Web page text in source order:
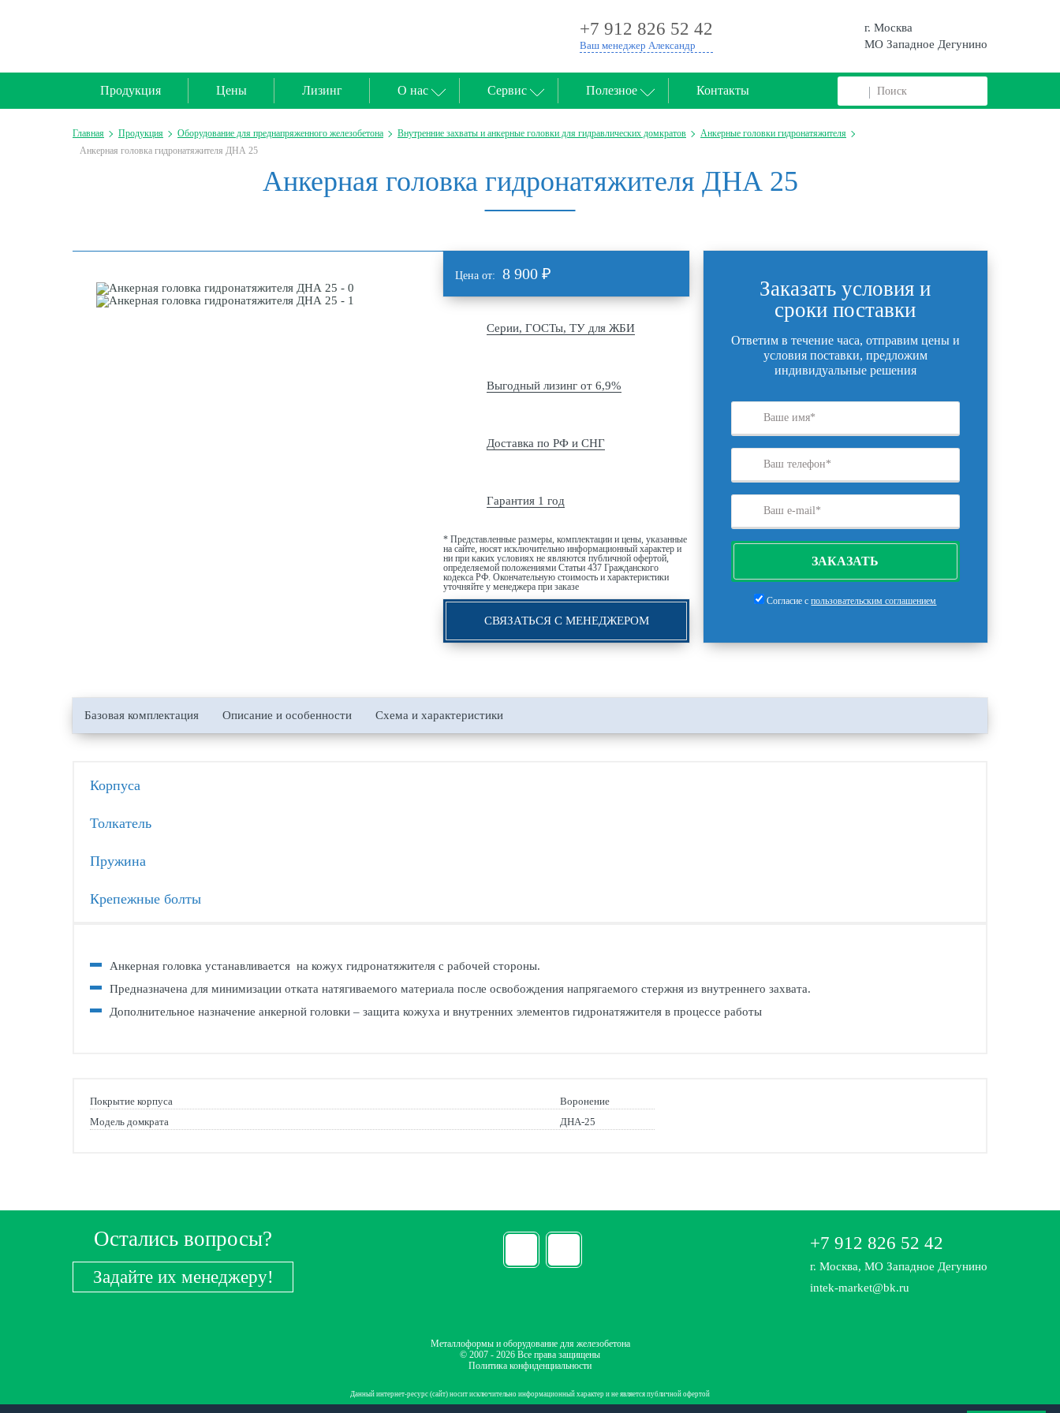
+7 912 826 52 42
Ваш менеджер Александр
г. Москва
МО Западное Дегунино
Продукция Цены Лизинг О нас Сервис Полезное Контакты
Главная Продукция Оборудование для преднапряженного железобетона Внутренние захваты и анкерные головки для гидравлических домкратов
Анкерные головки гидронатяжителя
Анкерная головка гидронатяжителя ДНА 25
Анкерная головка гидронатяжителя ДНА 25
Цена от: 8 900 ₽
Серии, ГОСТы, ТУ для ЖБИ
Выгодный лизинг от 6,9%
Доставка по РФ и СНГ
Гарантия 1 год
* Представленные размеры, комплектации и цены, указанные
на сайте, носят исключительно информационный характер и
ни при каких условиях не являются публичной офертой,
определяемой положениями Статьи 437 Гражданского
кодекса РФ. Окончательную стоимость и характеристики
уточняйте у менеджера при заказе
СВЯЗАТЬСЯ С МЕНЕДЖЕРОМ
Заказать условия и
сроки поставки
Ответим в течение часа, отправим цены и
условия поставки, предложим
индивидуальные решения
ЗАКАЗАТЬ
Согласие спользовательским соглашением
Базовая комплектация Описание и особенности Схема и характеристики
Корпуса
Толкатель
Пружина
Крепежные болты
Анкерная головка устанавливается на кожух гидронатяжителя с рабочей стороны.
Предназначена для минимизации отката натягиваемого материала после освобождения напрягаемого стержня из внутреннего захвата.
Дополнительное назначение анкерной головки – защита кожуха и внутренних элементов гидронатяжителя в процессе работы
Покрытие корпуса
Воронение
Модель домкрата
ДНА-25
Остались вопросы?
Задайте их менеджеру!
+7 912 826 52 42
г. Москва, МО Западное Дегунино
intek-market@bk.ru
Металлоформы и оборудование для железобетона
© 2007 - 2026 Все права защищены
Политика конфиденциальности
Данный интернет-ресурс (сайт) носит исключительно информационный характер и не является публичной офертой